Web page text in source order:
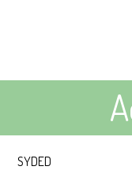
SYDED